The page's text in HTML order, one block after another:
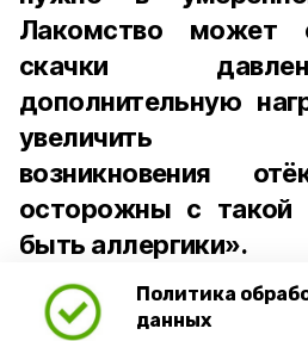
Политика
данных
Лакомство может
скачки
дополнительную
увеличить
возникновения
осторожны с
быть аллергики».
Для взрослого
порцией икры